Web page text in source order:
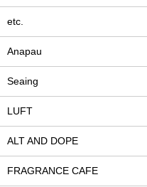
etc.
Anapau
Seaing
LUFT
ALT AND DOPE
FRAGRANCE CAFE